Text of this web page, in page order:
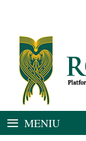
conținut
MENIU